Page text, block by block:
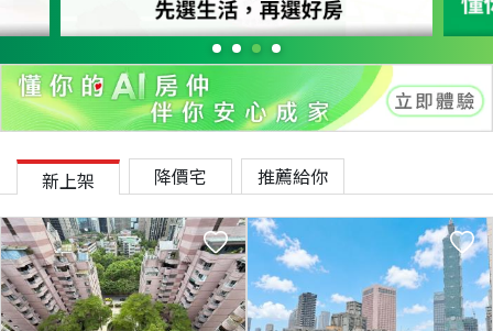
新上架 降價宅 推薦給你